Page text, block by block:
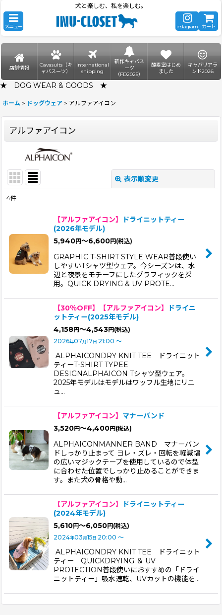
犬と楽しむ、私を楽しむ。
メニュー instagram カート
店舗情報
Cavasuits（キ
ャバスーツ）
International
shipping
新作キャバス
ーツ
（FD2025）
酸素室はじめ
ました
キャバリアラ
ンド2026
★ DOG WEAR & GOODS ★
ホーム > ドッグウェア > アルファアイコン
アルファアイコン
表示順変更
並び順:
絞り込む
4件
【アルファアイコン】
ドライニットティー
(2026年モデル)
5,940円～6,600円(税込)
GRAPHIC T-SHIRT STYLE WEAR普段使い
しやすいTシャツ型ウェア。今シーズンは、水
辺と夜景をモチーフにしたグラフィックを採
用。QUICK DRYING & UV PROTE…
【30％OFF】 【アルファアイコン】
ドライニ
ットティー(2025年モデル)
4,158円～4,543円(税込)
2026年07月17日 21:00 ～
ALPHAICONDRY KNIT TEE ドライニット
ティーT-SHIRT TYP︎EE
DESIGNALPHAICON Tシャツ型ウェア。
2025年モデルはモデルはワッフル生地にリニ
ュ…
【アルファアイコン】 マナーバンド
3,520円～4,400円(税込)
ALPHAICONMANNER BAND マナーバン
ドしっかり止まって ヨレ・ズレ・回転を軽減幅
の広いマジックテープを使用しているので体型
に合わせた位置でしっかり止めることができま
す。また犬の骨格や動…
【アルファアイコン】
ドライニットティー
(2024年モデル)
5,610円～6,050円(税込)
2024年03月15日 20:00 ～
ALPHAICONDRY KNIT TEE ドライニット
ティー QUICKDRYING ＆ UV
PROTECTION普段使いにおすすめの「ドライ
ニットティー」吸水速乾、UVカットの機能を…